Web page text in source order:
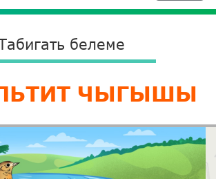
белеме
ЧЫГЫШЫ